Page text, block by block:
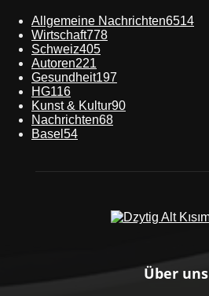
Allgemeine Nachrichten6514
Wirtschaft778
Schweiz405
Autoren221
Gesundheit197
HG116
Kunst & Kultur90
Nachrichten68
Basel 54
Über uns